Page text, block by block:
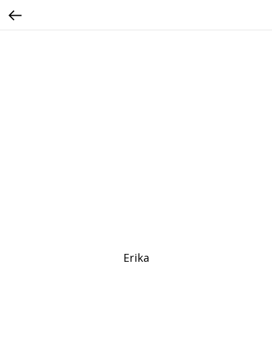
Erika